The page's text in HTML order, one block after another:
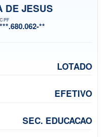
DE JESUS
CPF
***.680.062-**
LOTADO
EFETIVO
SEC. EDUCACAO